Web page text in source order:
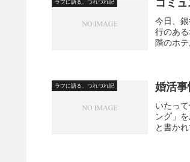
ラフに語る、つれづれ記 コミ
今日、
行のあ
階のホ
ラフに語る、つれづれ記 婚活事
いたっ
ング」
と書か